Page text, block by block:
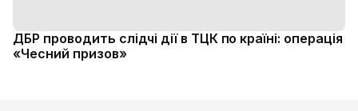
ДБР проводить слідчі дії в ТЦК по країні: операція
«Чесний призов»